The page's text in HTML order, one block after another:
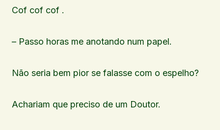
Cof cof cof .
– Passo horas me anotando num papel.
Não seria bem pior se falasse com o espelho?
Achariam que preciso de um Doutor.